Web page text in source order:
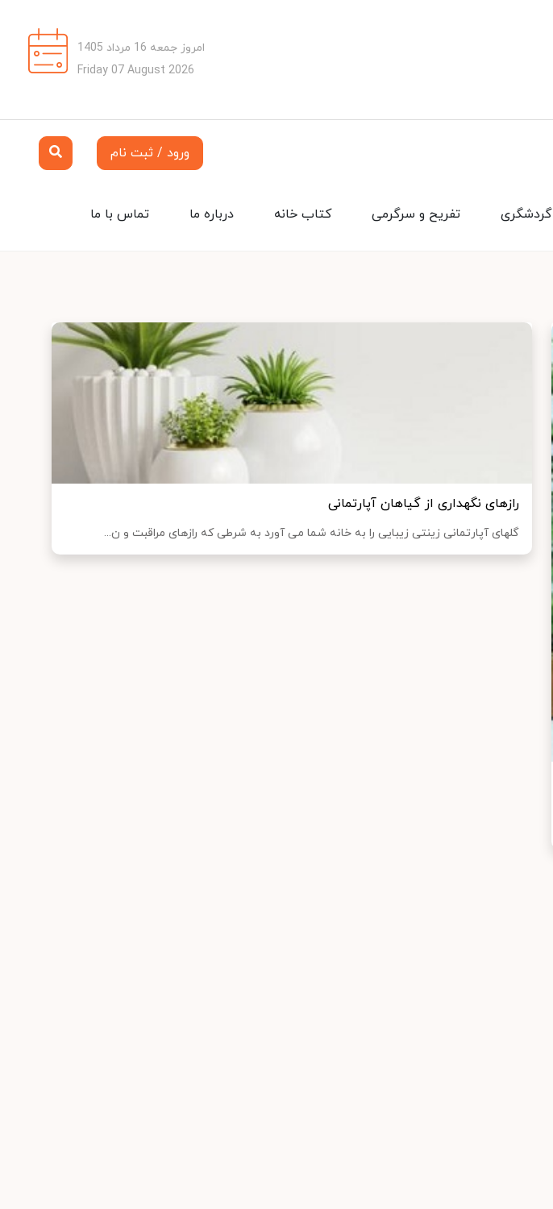
امروز جمعه 16 مرداد 1405
Friday 07 August 2026
ورود / ثبت نام
تماس با ما درباره ما کتاب خانه تفریح و سرگرمی گردشگری
رازهای نگهداری از گیاهان آپارتمانی
گلهای آپارتمانی زینتی زیبایی را به خانه شما می آورد به شرطی که رازهای مراقبت و ن...